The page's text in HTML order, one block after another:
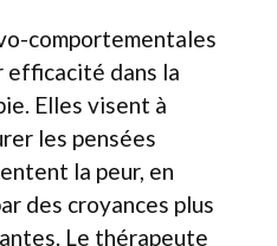
comportementales
efficacité dans la
Elles visent à
les pensées
la peur, en
des croyances plus
Le thérapeute